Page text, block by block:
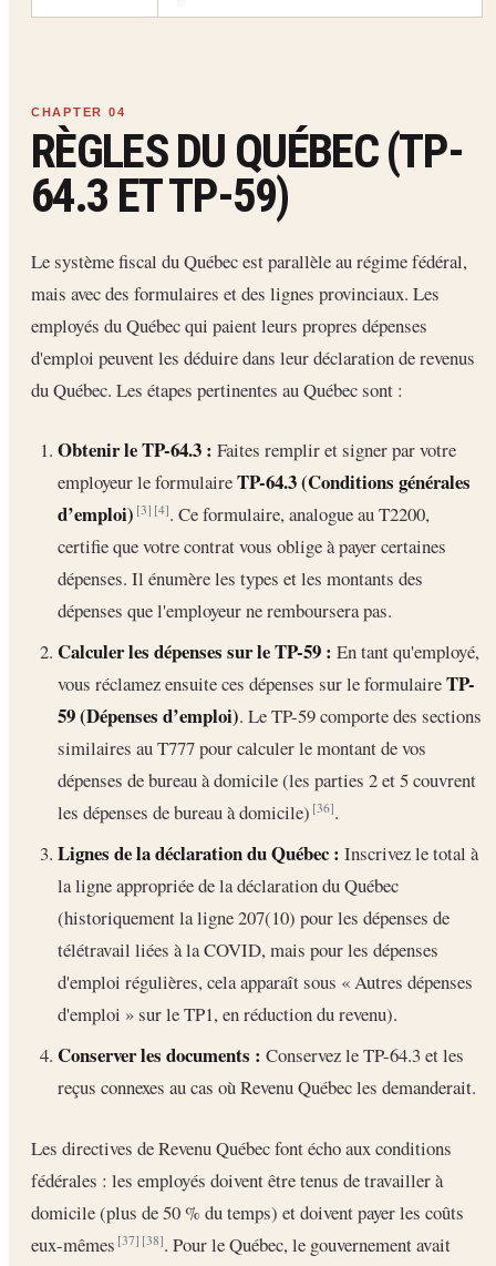
RÈGLES DU QUÉBEC (TP-
64.3 ET TP-59)
Le système fiscal du Québec est parallèle au régime fédéral,
mais avec des formulaires et des lignes provinciaux. Les
employés du Québec qui paient leurs propres dépenses
d'emploi peuvent les déduire dans leur déclaration de revenus
du Québec. Les étapes pertinentes au Québec sont :
Obtenir le TP-64.3 : Faites remplir et signer par votre
employeur le formulaireTP-64.3 (Conditions générales
d’emploi) [3] [4]. Ce formulaire, analogue au T2200,
certifie que votre contrat vous oblige à payer certaines
dépenses. Il énumère les types et les montants des
dépenses que l'employeur ne remboursera pas.
Calculer les dépenses sur le TP-59 : En tant qu'employé,
vous réclamez ensuite ces dépenses sur le formulaireTP-
59 (Dépenses d’emploi). Le TP-59 comporte des sections
similaires au T777 pour calculer le montant de vos
dépenses de bureau à domicile (les parties 2 et 5 couvrent
les dépenses de bureau à domicile)[36].
Lignes de la déclaration du Québec : Inscrivez le total à
la ligne appropriée de la déclaration du Québec
(historiquement la ligne 207(10) pour les dépenses de
télétravail liées à la COVID, mais pour les dépenses
d'emploi régulières, cela apparaît sous « Autres dépenses
d'emploi » sur le TP1, en réduction du revenu).
Conserver les documents : Conservez le TP-64.3 et les
reçus connexes au cas où Revenu Québec les demanderait.
Les directives de Revenu Québec font écho aux conditions
fédérales : les employés doivent être tenus de travailler à
domicile (plus de 50 % du temps) et doivent payer les coûts
eux-mêmes[37] [38]. Pour le Québec, le gouvernement avait